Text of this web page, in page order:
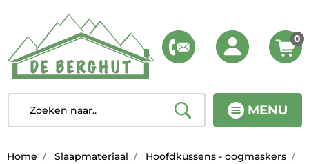
MENU
0
Home Slaapmateriaal Hoofdkussens - oogmaskers